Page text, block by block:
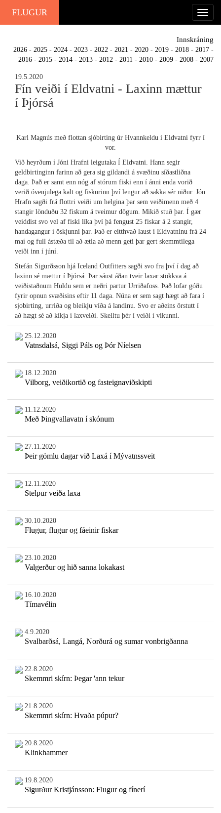
FLUGUR
Innskráning
2026 - 2025 - 2024 - 2023 - 2022 - 2021 - 2020 - 2019 - 2018 - 2017 -
2016 - 2015 - 2014 - 2013 - 2012 - 2011 - 2010 - 2009 - 2008 - 2007
19.5.2020
Fín veiði í Eldvatni - Laxinn mættur
í Þjórsá
Karl Magnús með flottan sjóbirting úr Hvannkeldu í Eldvatni fyrr í
vor.
Við heyrðum í Jóni Hrafni leigutaka Í Eldvatni. Hann segir
geldbirtinginn farinn að gera sig gildandi á svæðinu síðastliðna
daga. Það er samt enn nóg af stórum fiski enn í ánni enda vorið
verið óvenjulega kalt og fiskurinn því lengur að sakka sér niður. Jón
Hrafn sagði frá flottri veiði um helgina þar sem veiðimenn með 4
stangir lönduðu 32 fiskum á tveimur dögum. Mikið stuð þar. Í gær
veiddist svo vel af fiski líka því þá fengust 25 fiskar á 2 stangir,
handagangur í öskjunni þar. Það er eitthvað laust í Eldvatninu frá 24
maí og full ástæða til að ætla að menn geti þar gert skemmtilega
veiði inn í júní.
Stefán Sigurðsson hjá Iceland Outfitters sagði svo fra því í dag að
laxinn sé mættur í Þjórsá. Þar sáust áðan tveir laxar stökkva á
veiðistaðnum Huldu sem er neðri partur Urriðafoss. Það lofar góðu
fyrir opnun svæðisins eftir 11 daga. Núna er sem sagt hægt að fara í
sjobirting, urriða og bleikju víða á landinu. Svo er aðeins örstutt í
að hægt sé að kíkja í laxveiði. Skelltu þér í veiði í vikunni.
25.12.2020
Vatnsdalsá, Siggi Páls og Þór Níelsen
18.12.2020
Vilborg, veiðikortið og fasteignaviðskipti
11.12.2020
Með Þingvallavatn í skónum
27.11.2020
Þeir gömlu dagar við Laxá í Mývatnssveit
12.11.2020
Stelpur veiða laxa
30.10.2020
Flugur, flugur og fáeinir fiskar
23.10.2020
Valgerður og hið sanna lokakast
16.10.2020
Tímavélin
4.9.2020
Svalbarðsá, Langá, Norðurá og sumar vonbrigðanna
22.8.2020
Skemmri skírn: Þegar 'ann tekur
21.8.2020
Skemmri skírn: Hvaða púpur?
20.8.2020
Klinkhammer
19.8.2020
Sigurður Kristjánsson: Flugur og fínerí